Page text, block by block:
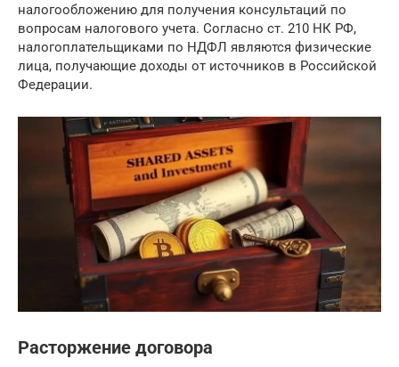
налогообложению для получения консультаций по
вопросам налогового учета. Согласно ст. 210 НК РФ,
налогоплательщиками по НДФЛ являются физические
лица, получающие доходы от источников в Российской
Федерации.
Расторжение договора